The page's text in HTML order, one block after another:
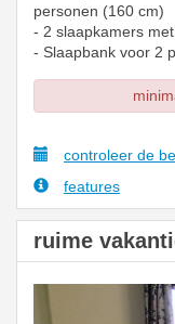
personen (160 cm)
- 2 slaapkamers
- Slaapbank voor 2
controleer de
features
ruime
Previous